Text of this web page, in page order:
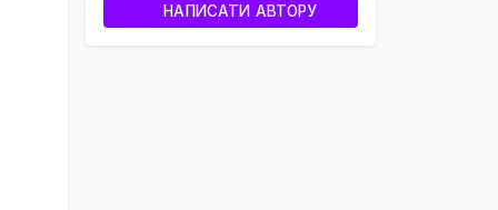
НАПИСАТИ АВТОРУ